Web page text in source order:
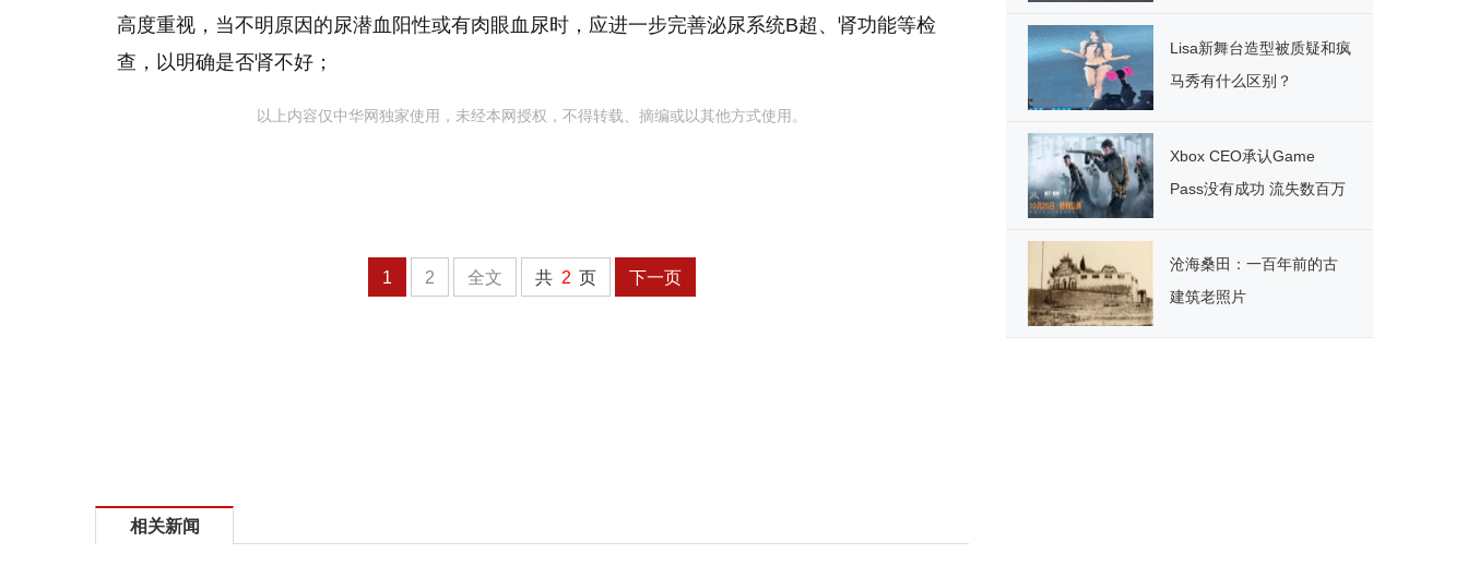
高度重视，当不明原因的尿潜血阳性或有肉眼血尿时，应进一步完善泌尿系统B超、肾功能等检
查，以明确是否肾不好；
以上内容仅中华网独家使用，未经本网授权，不得转载、摘编或以其他方式使用。
1 2 全文 共 2 页 下一页
相关新闻
Lisa新舞台造型被质疑和疯
马秀有什么区别？
Xbox CEO承认Game
Pass没有成功 流失数百万
沧海桑田：一百年前的古
建筑老照片